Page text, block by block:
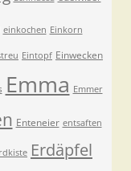
einkochen Einkorn
Eintopf Einwecken
Emma Emmer
Enteneier entsaften
Erdäpfel